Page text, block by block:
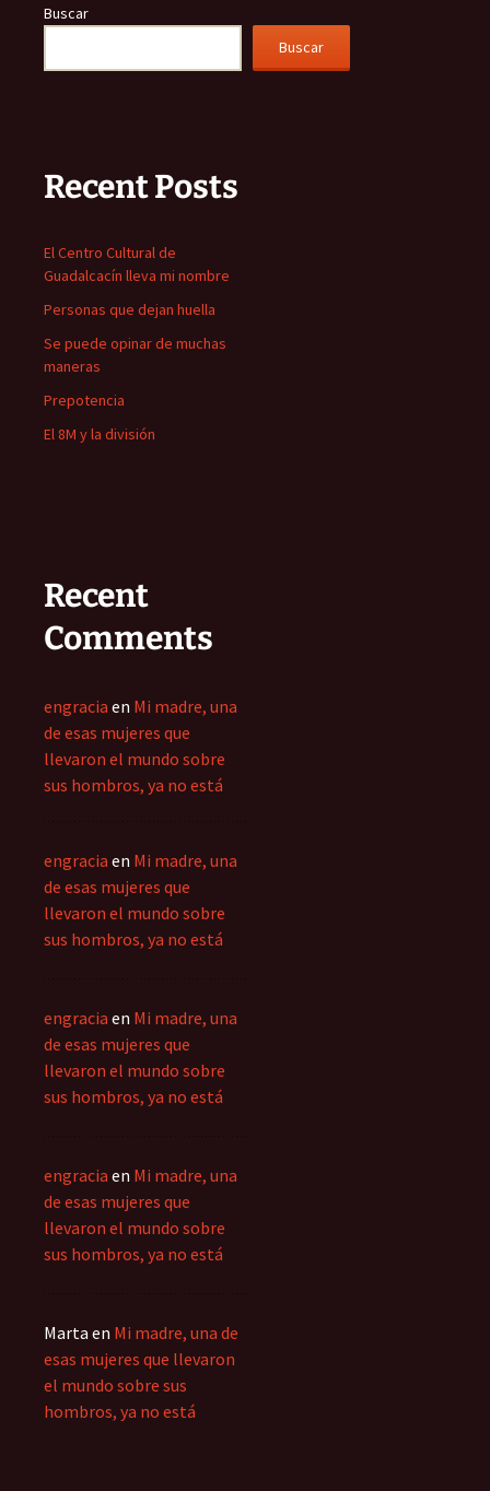
Buscar
Buscar
Recent Posts
El Centro Cultural de
Guadalcacín lleva mi nombre
Personas que dejan huella
Se puede opinar de muchas
maneras
Prepotencia
El 8M y la división
Recent
Comments
engracia en Mi madre, una
de esas mujeres que
llevaron el mundo sobre
sus hombros, ya no está
engracia en Mi madre, una
de esas mujeres que
llevaron el mundo sobre
sus hombros, ya no está
engracia en Mi madre, una
de esas mujeres que
llevaron el mundo sobre
sus hombros, ya no está
engracia en Mi madre, una
de esas mujeres que
llevaron el mundo sobre
sus hombros, ya no está
Marta en Mi madre, una de
esas mujeres que llevaron
el mundo sobre sus
hombros, ya no está